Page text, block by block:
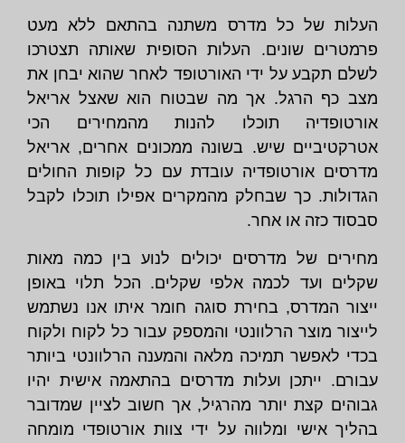
העלות של כל מדרס משתנה בהתאם ללא מעט
פרמטרים שונים. העלות הסופית שאותה תצטרכו
לשלם תקבע על ידי האורטופד לאחר שהוא יבחן את
מצב כף הרגל. אך מה שבטוח הוא שאצל אריאל
אורטופדיה תוכלו להנות מהמחירים הכי
אטרקטיביים שיש. בשונה ממכונים אחרים, אריאל
מדרסים אורטופדיה עובדת עם כל קופות החולים
הגדולות. כך שבחלק מהמקרים אפילו תוכלו לקבל
סבסוד כזה או אחר.
מחירים של מדרסים יכולים לנוע בין כמה מאות
שקלים ועד לכמה אלפי שקלים. הכל תלוי באופן
ייצור המדרס, בחירת סוגה חומר איתו אנו נשתמש
לייצור מוצר הרלוונטי והמספק עבור כל לקוח ולקוח
בכדי לאפשר תמיכה מלאה והמענה הרלוונטי ביותר
עבורם. ייתכן ועלות מדרסים בהתאמה אישית יהיו
גבוהים קצת יותר מהרגיל, אך חשוב לציין שמדובר
בהליך אישי ומלווה על ידי צוות אורטופדי מומחה